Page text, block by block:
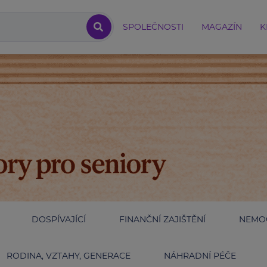
SPOLEČNOSTI MAGAZÍN
DOSPÍVAJÍCÍ FINANČNÍ ZAJIŠTĚNÍ
RODINA, VZTAHY, GENERACE NÁHRADNÍ PÉČE